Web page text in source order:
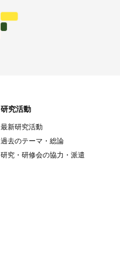
研究活動
最新研究活動
過去のテーマ・総論
研究・研修会の協力・派遣